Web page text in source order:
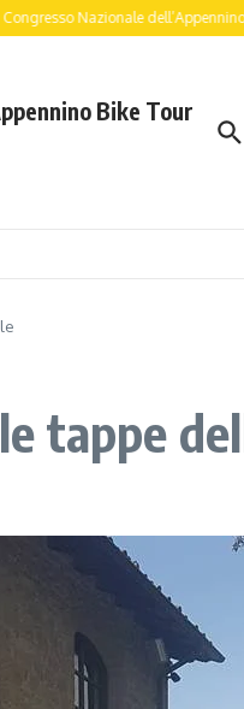
dell’Appennino alla
Bike Tour
tappe